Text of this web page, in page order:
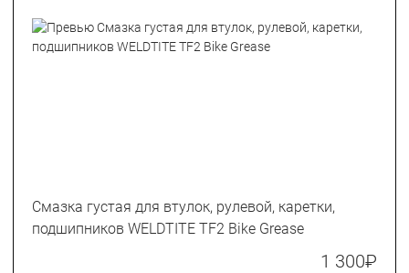
Смазка густая для втулок, рулевой, каретки,
подшипников WELDTITE TF2 Bike Grease
1 300₽